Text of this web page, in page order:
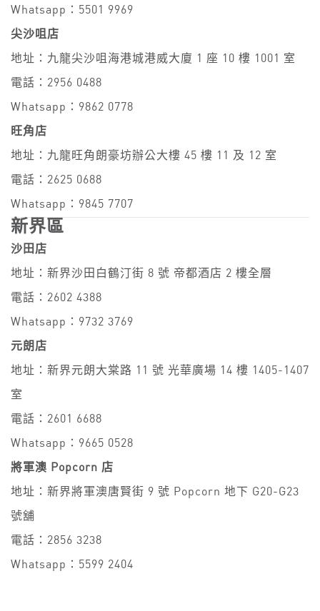
Whatsapp：5501 9969
尖沙咀店
地址：九龍尖沙咀海港城港威大廈 1 座 10 樓 1001 室
電話：2956 0488
Whatsapp：9862 0778
旺角店
地址：九龍旺角朗豪坊辦公大樓 45 樓 11 及 12 室
電話：2625 0688
Whatsapp：9845 7707
新界區
沙田店
地址：新界沙田白鶴汀街 8 號 帝都酒店 2 樓全層
電話：2602 4388
Whatsapp：9732 3769
元朗店
地址：新界元朗大棠路 11 號 光華廣場 14 樓 1405-1407
室
電話：2601 6688
Whatsapp：9665 0528
將軍澳 Popcorn 店
地址：新界將軍澳唐賢街 9 號 Popcorn 地下 G20-G23
號舖
電話：2856 3238
Whatsapp：5599 2404